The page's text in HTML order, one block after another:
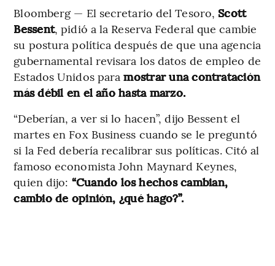
Bloomberg — El secretario del Tesoro, Scott
Bessent, pidió a la Reserva Federal que cambie
su postura política después de que una agencia
gubernamental revisara los datos de empleo de
Estados Unidos paramostrar una contratación
más débil en el año hasta marzo.
“Deberían, a ver si lo hacen”, dijo Bessent el
martes en Fox Business cuando se le preguntó
si la Fed debería recalibrar sus políticas. Citó al
famoso economista John Maynard Keynes,
quien dijo: “Cuando los hechos cambian,
cambio de opinión, ¿qué hago?”.